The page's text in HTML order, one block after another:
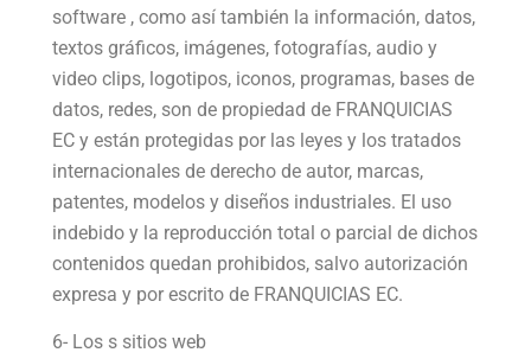
software , como así también la información, datos,
textos gráficos, imágenes, fotografías, audio y
video clips, logotipos, iconos, programas, bases de
datos, redes, son de propiedad de FRANQUICIAS
EC y están protegidas por las leyes y los tratados
internacionales de derecho de autor, marcas,
patentes, modelos y diseños industriales. El uso
indebido y la reproducción total o parcial de dichos
contenidos quedan prohibidos, salvo autorización
expresa y por escrito de FRANQUICIAS EC.
6- Los s sitios web